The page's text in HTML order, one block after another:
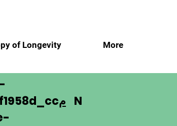
of Longevity More
م N